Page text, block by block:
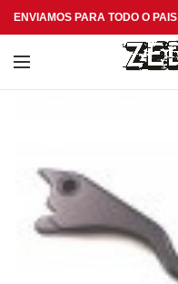
ENVIAMOS PARA TODO O PAIS